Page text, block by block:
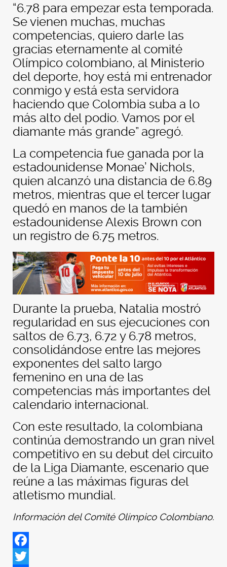
“6.78 para empezar esta temporada.
Se vienen muchas, muchas
competencias, quiero darle las
gracias eternamente al comité
Olímpico colombiano, al Ministerio
del deporte, hoy está mi entrenador
conmigo y está esta servidora
haciendo que Colombia suba a lo
más alto del podio. Vamos por el
diamante más grande” agregó.
La competencia fue ganada por la
estadounidense Monae’ Nichols,
quien alcanzó una distancia de 6.89
metros, mientras que el tercer lugar
quedó en manos de la también
estadounidense Alexis Brown con
un registro de 6.75 metros.
Durante la prueba, Natalia mostró
regularidad en sus ejecuciones con
saltos de 6.73, 6.72 y 6.78 metros,
consolidándose entre las mejores
exponentes del salto largo
femenino en una de las
competencias más importantes del
calendario internacional.
Con este resultado, la colombiana
continúa demostrando un gran nivel
competitivo en su debut del circuito
de la Liga Diamante, escenario que
reúne a las máximas figuras del
atletismo mundial.
Información del Comité Olímpico Colombiano.
Facebook